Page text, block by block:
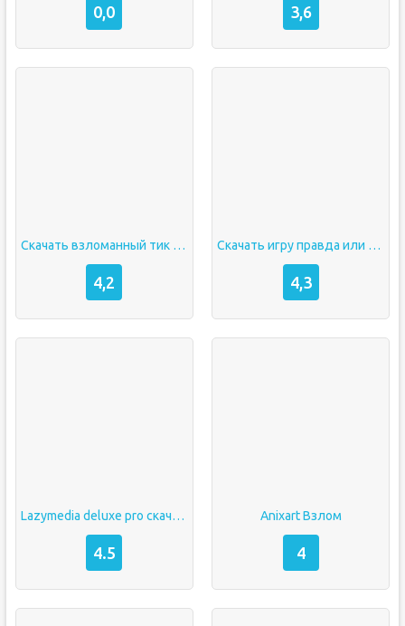
0,0 3,6
Скачать взломанный тик ток
4,2
Скачать игру правда или действие
4,3
Lazymedia deluxe pro скачать
4.5
Anixart Взлом
4